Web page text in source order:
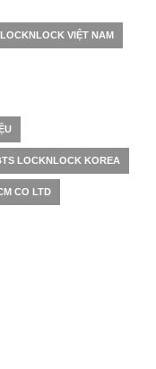
VIỆT NAM
LOCKNLOCK KOREA
CO LTD